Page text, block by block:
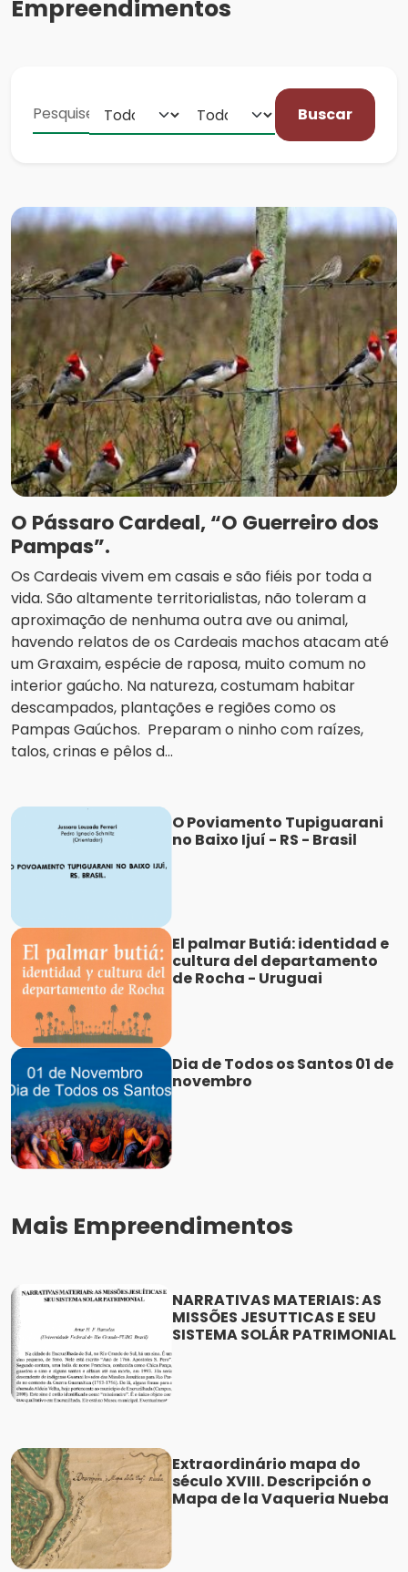
Empreendimentos
Buscar
O Pássaro Cardeal, “O Guerreiro dos
Pampas”.
Os Cardeais vivem em casais e são fiéis por toda a
vida. São altamente territorialistas, não toleram a
aproximação de nenhuma outra ave ou animal,
havendo relatos de os Cardeais machos atacam até
um Graxaim, espécie de raposa, muito comum no
interior gaúcho. Na natureza, costumam habitar
descampados, plantações e regiões como os
Pampas Gaúchos. Preparam o ninho com raízes,
talos, crinas e pêlos d...
O Poviamento Tupiguarani
no Baixo Ijuí - RS - Brasil
El palmar Butiá: identidad e
cultura del departamento
de Rocha - Uruguai
Dia de Todos os Santos 01 de
novembro
Mais Empreendimentos
NARRATIVAS MATERIAIS: AS
MISSÕES JESUTTICAS E SEU
SISTEMA SOLÁR PATRIMONIAL
Extraordinário mapa do
século XVIII. Descripción o
Mapa de la Vaqueria Nueba